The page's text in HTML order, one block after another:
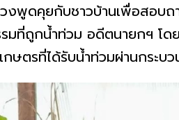
พูดคุยกับชาวบ้านเพื่อสอบ
มที่ถูกน้ำท่วม อดีตนายกฯ
ษตรที่ได้รับน้ำท่วมผ่านกระบ